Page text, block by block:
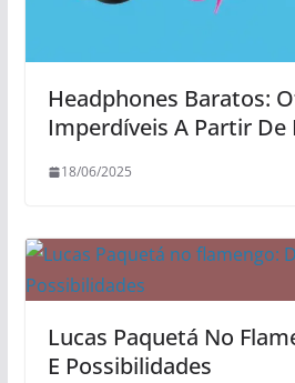
Headphones Baratos:
Imperdíveis A Partir De
18/06/2025
Lucas Paquetá No
E Possibilidades